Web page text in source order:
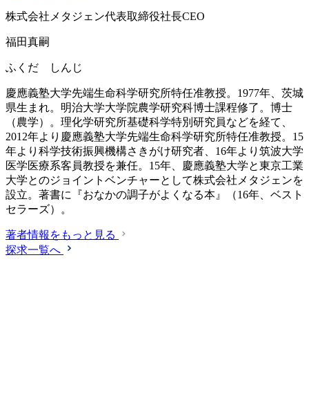
株式会社メタジェン代表取締役社長CEO
福田真嗣
ふくだ しんじ
慶應義塾大学先端生命科学研究所特任准教授。1977年、茨城
県生まれ。明治大学大学院農学研究科博士課程修了。博士
（農学）。理化学研究所基礎科学特別研究員などを経て、
2012年より慶應義塾大学先端生命科学研究所特任准教授。15
年より科学技術振興機構さきがけ研究者、16年より筑波大学
医学医療系客員教授を兼任。15年、慶應義塾大学と東京工業
大学とのジョイントベンチャーとして株式会社メタジェンを
設立。著書に『おなかの調子がよくなる本』（16年、ベスト
セラーズ）。
著者情報をもっと見る
探求一覧へ